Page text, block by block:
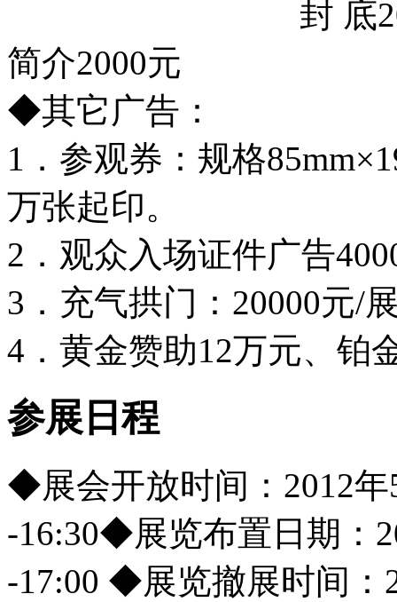
封 底20000元
简介2000元
◆其它广告：
1．参观券：规格
万张起印。
2．观众入场证件广告
3．充气拱门：20000元/
4．黄金赞助12万元、铂
参展日程
◆展会开放时间：2012年
-16:30◆展览布置日期：
-17:00 ◆展览撤展时间：